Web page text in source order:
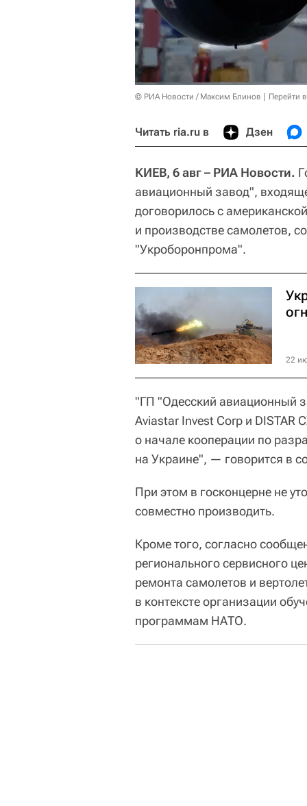
© РИА Новости / Максим Блинов Перейти
Читать ria.ru в Дзен
КИЕВ, 6 авг – РИА Новости.
авиационный завод",
договорилось с
и производстве самолетов,
"Укроборонпрома".
22
"ГП "Одесский авиационный
Aviastar Invest Corp и DISTAR
о начале кооперации по
на Украине", — говорится в
При этом в госконцерне не
совместно производить.
Кроме того, согласно
регионального сервисного
ремонта самолетов и
в контексте организации
программам НАТО.